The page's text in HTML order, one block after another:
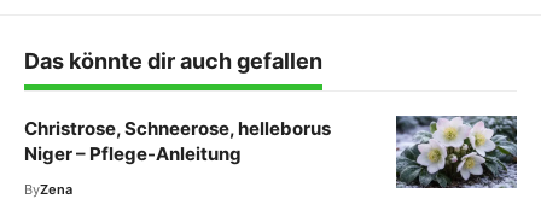
Das könnte dir auch gefallen
Christrose, Schneerose, helleborus
Niger – Pflege-Anleitung
ByZena